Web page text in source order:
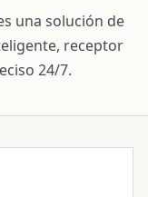
una solución de
receptor
24/7.